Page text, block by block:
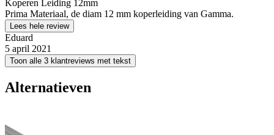
Koperen Leiding 12mm
Prima Materiaal, de diam 12 mm koperleiding van Gamma.
Lees hele review
Eduard
5 april 2021
Toon alle 3 klantreviews met tekst
Alternatieven